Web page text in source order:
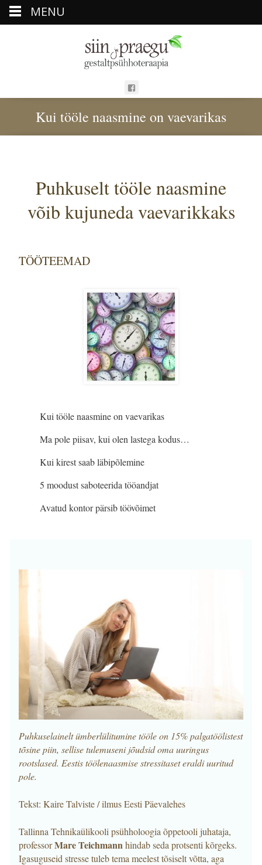
Kui tööle naasmine on vaevarikas
Puhkuselt tööle naasmine
võib kujuneda vaevarikkaks
TÖÖTEEMAD
Kui tööle naasmine on vaevarikas
Ma pole piisav, kui olen lastega kodus…
Kui kirest saab läbipõlemine
5 moodust saboteerida tööandjat
Avatud kontor pärsib töövõimet
Puhkuselainelt ümberlülitumine tööle on 15% palgatöölistest
tõsine piin, sellise tulemuseni jõudsid oma uuringus
rootslased. Eestis töölenaasmise stressitaset eraldi uuritud
pole.
Tekst: Kaire Talviste / ilmus Eesti Päevalehes
Tallinna Tehnikaülikooli psühholoogia õppetooli juhataja,
professorMare Teichmannhindab seda protsenti kõrgeks.
Igasuguseid stresse tuleb tema meelest tõsiselt võtta, aga
MENU